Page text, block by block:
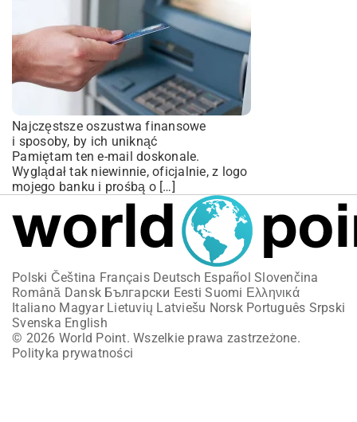
Najczęstsze oszustwa finansowe
i sposoby, by ich uniknąć
Pamiętam ten e-mail doskonale.
Wyglądał tak niewinnie, oficjalnie, z logo
mojego banku i prośbą o […]
Polski Čeština Français Deutsch Español Slovenčina
Română Dansk Български Eesti Suomi Ελληνικά
Italiano Magyar Lietuvių Latviešu Norsk Português Srpski
Svenska English
© 2026 World Point. Wszelkie prawa zastrzeżone.
Polityka prywatności